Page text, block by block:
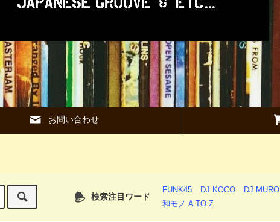
お問い合わせ
検索注目ワード
FUNK45 DJ KOCO DJ MURO
和モノ A TO Z